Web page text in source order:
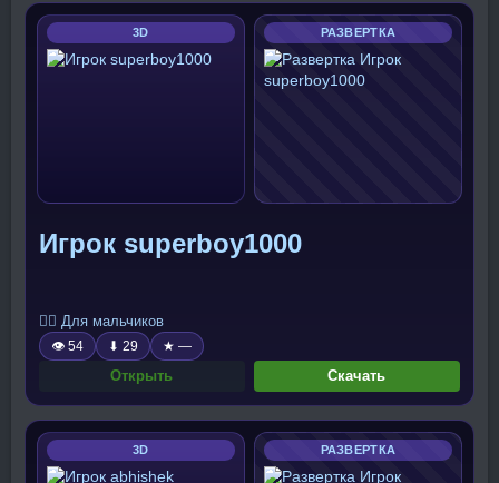
3D РАЗВЕРТКА
Игрок superboy1000
🧍‍♂️ Для мальчиков
👁 54 ⬇ 29 ★ —
Открыть Скачать
3D РАЗВЕРТКА